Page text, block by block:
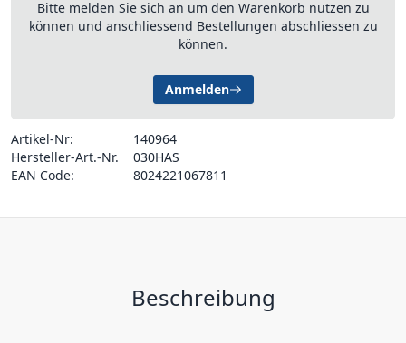
Bitte melden Sie sich an um den Warenkorb nutzen zu
können und anschliessend Bestellungen abschliessen zu
können.
Anmelden
Artikel-Nr:
140964
Hersteller-Art.-Nr.
030HAS
EAN Code:
8024221067811
Beschreibung